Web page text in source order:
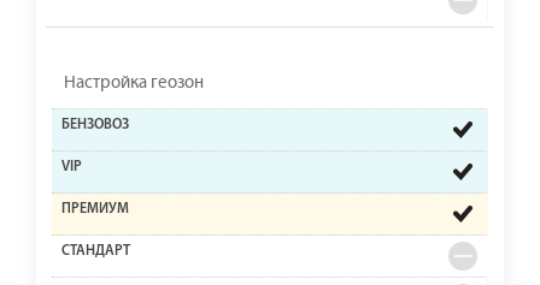
Настройка геозон